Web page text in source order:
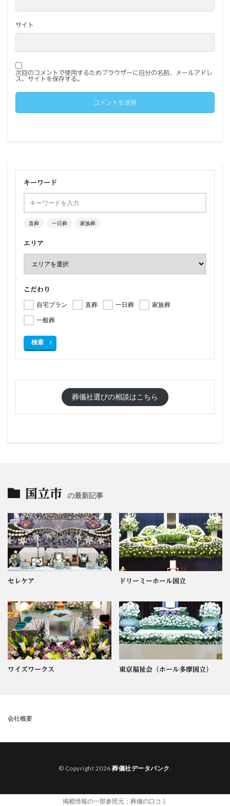
サイト
次回のコメントで使用するためブラウザーに自分の名前、メールアドレ
ス、サイトを保存する。
キーワード
直葬 一日葬 家族葬
エリア
こだわり
自宅プラン 直葬 一日葬
家族葬
一般葬
検索
葬儀社選びの相談はこちら
国立市 の最新記事
セレケア ドリーミーホール国立
ワイズワークス 東京福祉会（ホール多摩国立）
会社概要
© Copyright 2026葬儀社データバンク.
掲載情報の一部参照元： 葬儀の口コミ